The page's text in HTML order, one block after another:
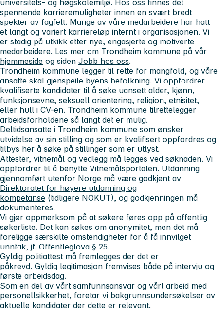
universitets- og høgskolemiljø. Hos oss finnes det
spennende karrieremuligheter innen en svært bredt
spekter av fagfelt. Mange av våre medarbeidere har hatt
et langt og variert karriereløp internt i organisasjonen. Vi
er stadig på utkikk etter nye, engasjerte og motiverte
medarbeidere. Les mer om Trondheim kommune på vår
hjemmeside og siden Jobb hos oss.
Trondheim kommune legger til rette for mangfold, og våre
ansatte skal gjenspeile byens befolkning. Vi oppfordrer
kvalifiserte kandidater til å søke uansett alder, kjønn,
funksjonsevne, seksuell orientering, religion, etnisitet,
eller hull i CV-en. Trondheim kommune tilrettelegger
arbeidsforholdene så langt det er mulig.
Deltidsansatte i Trondheim kommune som ønsker
utvidelse av sin stilling og som er kvalifisert oppfordres og
tilbys her å søke på stillinger som er utlyst.
Attester, vitnemål og vedlegg må legges ved søknaden. Vi
oppfordrer til å benytte Vitnemålsportalen. Utdanning
gjennomført utenfor Norge må være godkjent av
Direktoratet for høyere utdanning og
kompetanse (tidligere NOKUT), og godkjenningen må
dokumenteres.
Vi gjør oppmerksom på at søkere føres opp på offentlig
søkerliste. Det kan søkes om anonymitet, men det må
foreligge særskilte omstendigheter for å få innvilget
unntak, jf. Offentleglova § 25.
Gyldig politiattest må fremlegges der det er
påkrevd. Gyldig legitimasjon fremvises både på intervju og
første arbeidsdag.
Som en del av vårt samfunnsansvar og vårt arbeid med
personellsikkerhet, foretar vi bakgrunnsundersøkelser av
aktuelle kandidater der dette er relevant.